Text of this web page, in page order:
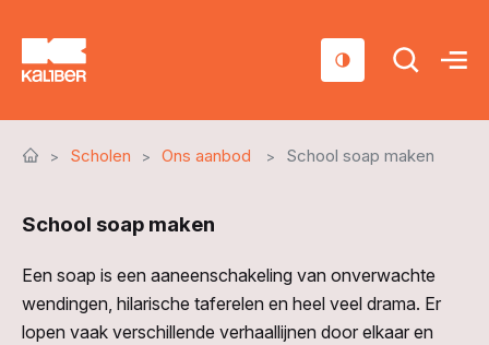
Sociaal domein
Over ons
Nieuws & Agenda
Scholen Ons aanbod School soap maken
School soap maken
Een soap is een aaneenschakeling van onverwachte
wendingen, hilarische taferelen en heel veel drama. Er
lopen vaak verschillende verhaallijnen door elkaar en